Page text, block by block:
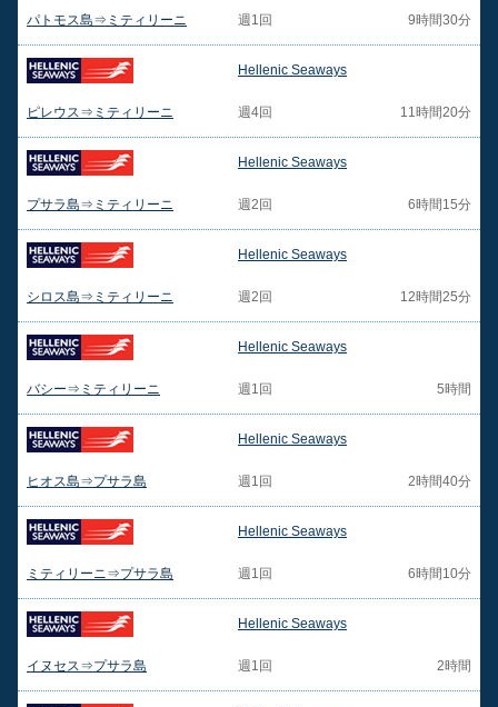
パトモス島⇒ミティリーニ 週1回 9時間30分
Hellenic Seaways
ピレウス⇒ミティリーニ 週4回 11時間20分
Hellenic Seaways
プサラ島⇒ミティリーニ 週2回 6時間15分
Hellenic Seaways
シロス島⇒ミティリーニ 週2回 12時間25分
Hellenic Seaways
バシー⇒ミティリーニ 週1回 5時間
Hellenic Seaways
ヒオス島⇒プサラ島 週1回 2時間40分
Hellenic Seaways
ミティリーニ⇒プサラ島 週1回 6時間10分
Hellenic Seaways
イヌセス⇒プサラ島 週1回 2時間